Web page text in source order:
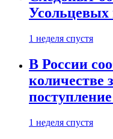
Усольцевых
1 неделя спустя
В России
количестве
1 неделя спустя